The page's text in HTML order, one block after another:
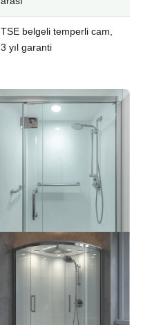
TSE belgeli temperli cam,
3 yıl garanti